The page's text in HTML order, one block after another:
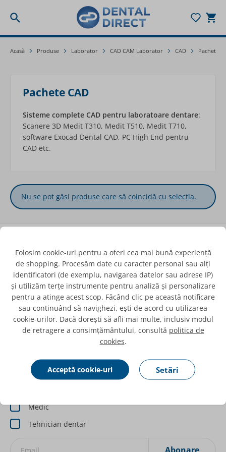
Acasă Produse Laborator CAD CAM Laborator CAD Pachete
Pachete CAD
Sisteme complete CAD pentru laboratoare dentare:
Scanere 3D Medit T310, Medit T510, Medit T710,
software Exocad Dental CAD, PC High End pentru
CAD etc.
Nu se pot găsi produse care să coincidă cu selecția.
Contact
Categorii produse
Informații
Newsletter
Despre aparatură pentru cabinete stomatologice
Medic
Tehnician dentar
Folosim cookie-uri pentru a oferi cea mai bună experiență
de shopping. Procesăm date cu caracter personal sau alți
identificatori (de exemplu, navigarea datelor sau adrese IP)
și utilizăm terțe instrumente pentru analiză și personalizare
pentru a atinge acest scop. Făcând clic pe această notificare
sau continuând să navighezi, ești de acord cu utilizarea
cookie-urilor. Dacă dorești să afli mai multe, inclusiv modul
de retragere a consimțământului, consultă politica de
cookies.
Acceptă cookie-uri Setări